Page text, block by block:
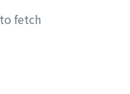
fetch